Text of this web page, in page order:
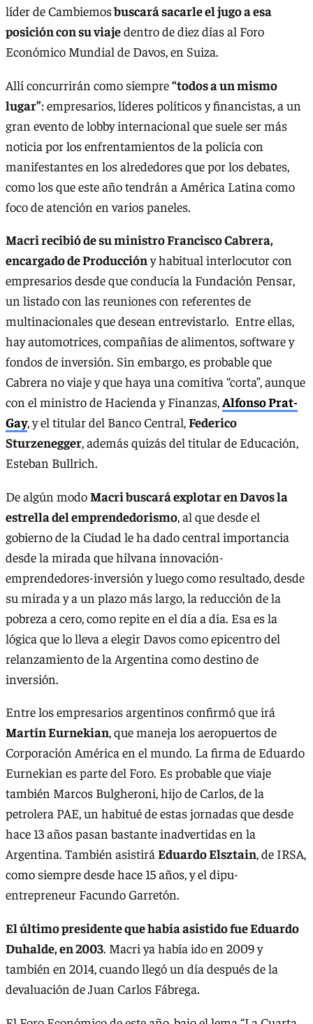
líder de Cambiemosbuscará sacarle el jugo a esa
posición con su viajedentro de diez días al Foro
Económico Mundial de Davos, en Suiza.
Allí concurrirán como siempre“todos a un mismo
lugar”: empresarios, líderes políticos y financistas, a un
gran evento de lobby internacional que suele ser más
noticia por los enfrentamientos de la policía con
manifestantes en los alrededores que por los debates,
como los que este año tendrán a América Latina como
foco de atención en varios paneles.
Macri recibió de su ministro Francisco Cabrera,
encargado de Produccióny habitual interlocutor con
empresarios desde que conducía la Fundación Pensar,
un listado con las reuniones con referentes de
multinacionales que desean entrevistarlo. Entre ellas,
hay automotrices, compañías de alimentos, software y
fondos de inversión. Sin embargo, es probable que
Cabrera no viaje y que haya una comitiva “corta”, aunque
con el ministro de Hacienda y Finanzas,Alfonso Prat-
Gay, y el titular del Banco Central,Federico
Sturzenegger, además quizás del titular de Educación,
Esteban Bullrich.
De algún modoMacri buscará explotar en Davos la
estrella del emprendedorismo, al que desde el
gobierno de la Ciudad le ha dado central importancia
desde la mirada que hilvana innovación-
emprendedores-inversión y luego como resultado, desde
su mirada y a un plazo más largo, la reducción de la
pobreza a cero, como repite en el día a día. Esa es la
lógica que lo lleva a elegir Davos como epicentro del
relanzamiento de la Argentina como destino de
inversión.
Entre los empresarios argentinos confirmó que irá
Martín Eurnekian, que maneja los aeropuertos de
Corporación América en el mundo. La firma de Eduardo
Eurnekian es parte del Foro. Es probable que viaje
también Marcos Bulgheroni, hijo de Carlos, de la
petrolera PAE, un habitué de estas jornadas que desde
hace 13 años pasan bastante inadvertidas en la
Argentina. También asistirá Eduardo Elsztain, de IRSA,
como siempre desde hace 15 años, y el dipu-
entrepreneur Facundo Garretón.
El último presidente que había asistido fue Eduardo
Duhalde, en 2003. Macri ya había ido en 2009 y
también en 2014, cuando llegó un día después de la
devaluación de Juan Carlos Fábrega.